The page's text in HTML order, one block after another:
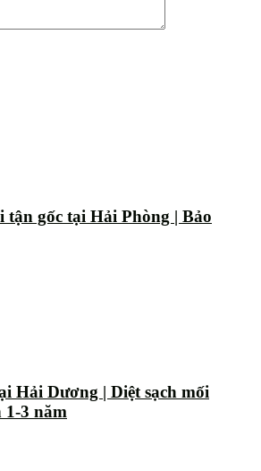
tận gốc tại Hải Phòng | Bảo
Hải Dương | Diệt sạch mối
1-3 năm